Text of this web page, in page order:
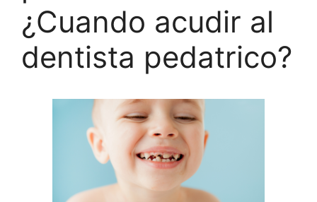
¿Cuando acudir al
dentista pedatrico?